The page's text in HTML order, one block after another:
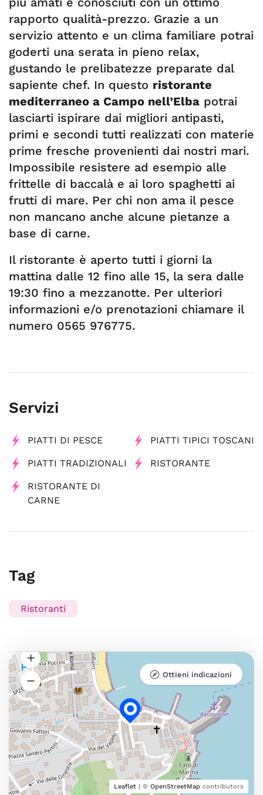
rapporto qualità-prezzo. Grazie a un
servizio attento e un clima familiare potrai
goderti una serata in pieno relax,
gustando le prelibatezze preparate dal
sapiente chef. In questo ristorante
mediterraneo a Campo nell’Elba potrai
lasciarti ispirare dai migliori antipasti,
primi e secondi tutti realizzati con materie
prime fresche provenienti dai nostri mari.
Impossibile resistere ad esempio alle
frittelle di baccalà e ai loro spaghetti ai
frutti di mare. Per chi non ama il pesce
non mancano anche alcune pietanze a
base di carne.
Il ristorante è aperto tutti i giorni la
mattina dalle 12 fino alle 15, la sera dalle
19:30 fino a mezzanotte. Per ulteriori
informazioni e/o prenotazioni chiamare il
numero 0565 976775.
Servizi
PIATTI DI PESCE PIATTI TIPICI TOSCANI
PIATTI TRADIZIONALI RISTORANTE
RISTORANTE DI
CARNE
Tag
Ristoranti
Leaflet | © OpenStreetMap contributors
Ottieni indicazioni